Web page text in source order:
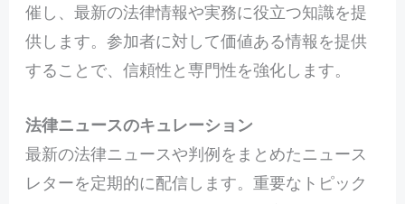
催し、最新の法律情報や実務に役立つ知識を提
供します。参加者に対して価値ある情報を提供
することで、信頼性と専門性を強化します。
法律ニュースのキュレーション
最新の法律ニュースや判例をまとめたニュース
レターを定期的に配信します。重要なトピック